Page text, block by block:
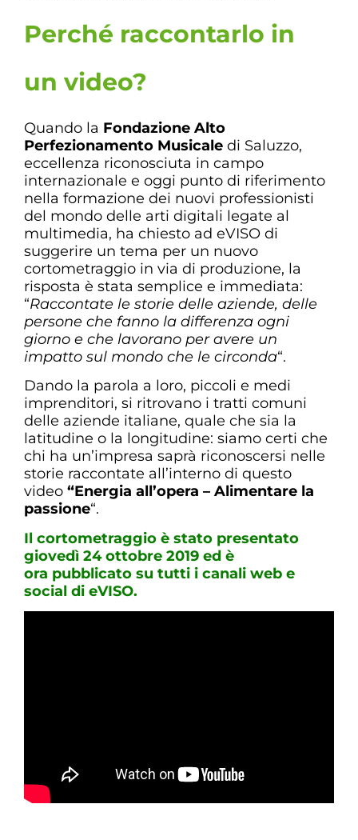
Perché raccontarlo in
un video?
Quando la Fondazione Alto
Perfezionamento Musicale di Saluzzo,
eccellenza riconosciuta in campo
internazionale e oggi punto di riferimento
nella formazione dei nuovi professionisti
del mondo delle arti digitali legate al
multimedia, ha chiesto ad eVISO di
suggerire un tema per un nuovo
cortometraggio in via di produzione, la
risposta è stata semplice e immediata:
“Raccontate le storie delle aziende, delle
persone che fanno la differenza ogni
giorno e che lavorano per avere un
impatto sul mondo che le circonda“.
Dando la parola a loro, piccoli e medi
imprenditori, si ritrovano i tratti comuni
delle aziende italiane, quale che sia la
latitudine o la longitudine: siamo certi che
chi ha un’impresa saprà riconoscersi nelle
storie raccontate all’interno di questo
video “Energia all’opera – Alimentare la
passione“.
Il cortometraggio è stato presentato
giovedì 24 ottobre 2019 ed è
ora pubblicato su tutti i canali web e
social di eVISO.